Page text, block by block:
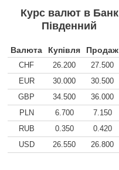
Курс валют в Банк
Південний
Валюта Купівля Продаж
CHF 26.200
27.500
EUR
30.000
30.500
GBP
34.500
36.000
PLN
6.700
7.150
RUB
0.350
0.420
USD
26.550 26.800